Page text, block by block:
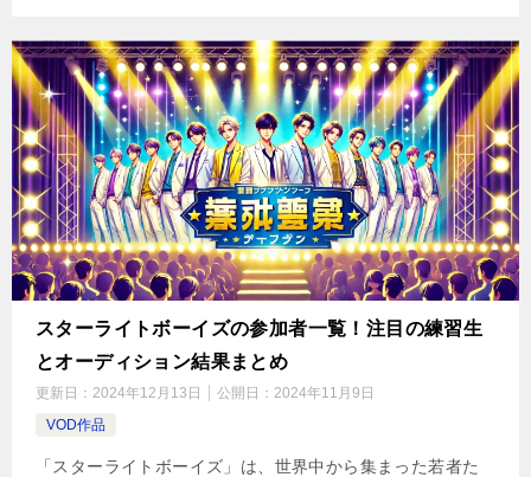
スターライトボーイズの参加者一覧！注目の練習生
とオーディション結果まとめ
更新日： 2024年12月13日 公開日： 2024年11月9日
VOD作品
「スターライトボーイズ」は、世界中から集まった若者た